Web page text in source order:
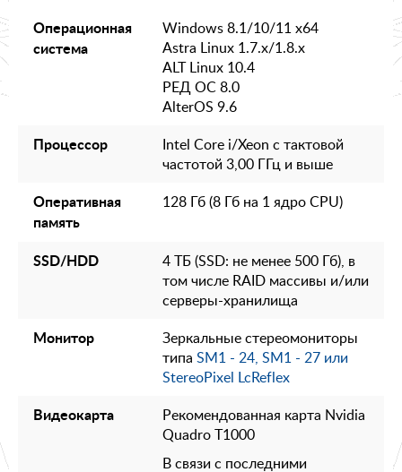
Операционная
система
Windows 8.1/10/11 x64
Astra Linux 1.7.x/1.8.x
ALT Linux 10.4
РЕД ОС 8.0
AlterOS 9.6
Процессор
Intel Core i/Xeon с тактовой
частотой 3,00 ГГц и выше
Оперативная
память
128 Гб (8 Гб на 1 ядро CPU)
SSD/HDD
4 ТБ (SSD: не менее 500 Гб), в
том числе RAID массивы и/или
серверы-хранилища
Монитор
Зеркальные стереомониторы
типа SM1 - 24, SM1 - 27 или
StereoPixel LcReflex
Видеокарта
Рекомендованная карта Nvidia
Quadro T1000
В связи с последними